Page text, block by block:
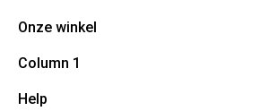
Onze winkel
BMS Champetterke
8520 Kuurne
Column 1
Bestelling herroepen
Help